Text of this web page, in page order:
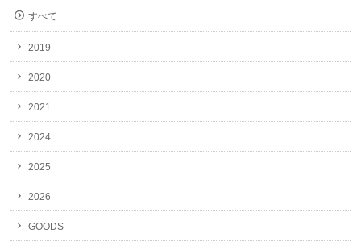
すべて
2019
2020
2021
2024
2025
2026
GOODS